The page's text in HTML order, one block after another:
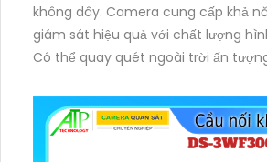
không dây. Camera cung cấp khả
giám sát hiệu quả với chất lượng
Có thể quay quét ngoài trời ấn
micro và loa giúp đàm thoại 2 chiều